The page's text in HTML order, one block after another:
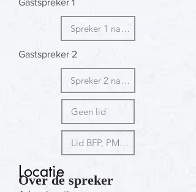
Gastspreker 1
Gastspreker 2
Locatie
Over de spreker